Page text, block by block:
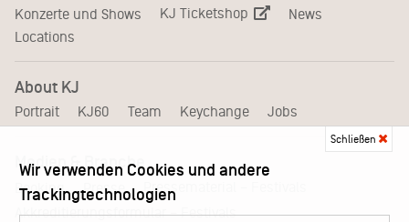
Konzerte und Shows KJ Ticketshop
News
Locations
About KJ
Portrait KJ60 Team Keychange Jobs
Medien & Branche
Booking Presse
Pressematerial – Festivals
Akkreditierungsformular – Festivals
Schließen
Wir verwenden Cookies und andere
Trackingtechnologien